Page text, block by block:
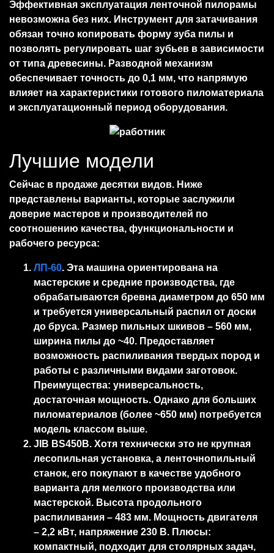
Эффективная эксплуатация ленточной пилорамы
невозможна без них. Инструмент для затачивания
обязан точно копировать форму зуба пилы и
позволять регулировать шаг зубьев в зависимости
от типа древесины. Разводной механизм
обеспечивает точность до 0,1 мм, что напрямую
влияет на характеристики готового пиломатериала
и эксплуатационный период оборудования.
Лучшие модели
Сейчас в продаже десятки видов. Ниже
представлены варианты, которые заслужили
доверие мастеров и производителей по
соотношению качества, функциональности и
рабочего ресурса:
ЛП-60. Эта машина ориентирована на
мастерские и средние производства, где
обрабатываются бревна диаметром до 650 мм
и требуется универсальный распил от доски
до бруса. Размер пильных шкивов – 560 мм,
ширина пилы до ~40. Предоставляет
возможность распиливания твердых пород и
работы с различными видами заготовок.
Преимущества: универсальность,
достаточная мощность. Однако для больших
пиломатериалов (более ~650 мм) потребуется
модель классом выше.
JIB BS450B. Хотя технически это не крупная
лесопильная установка, а ленточнопильный
станок, его покупают в качестве удобного
варианта для мелкого производства или
мастерской. Высота продольного
распиливания – 483 мм. Мощность двигателя
– 2,2 кВт, напряжение 230 В. Плюсы:
компактный, подходит для столярных задач,